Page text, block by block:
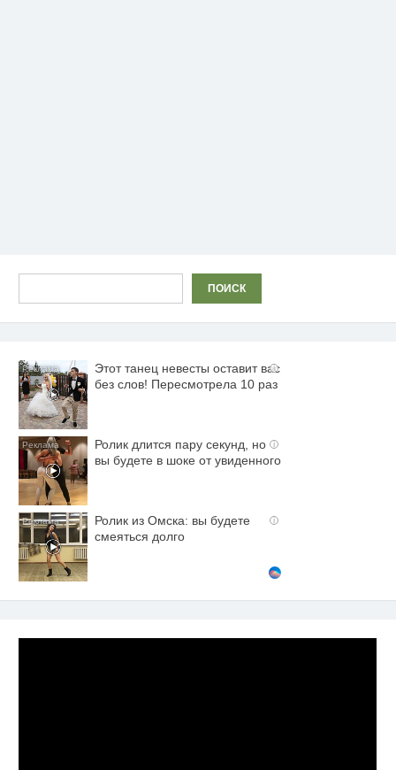
ПОИСК
i
Этот танец невесты оставит вас
без слов! Пересмотрела 10 раз
i
Ролик длится пару секунд, но
вы будете в шоке от увиденного
i
Ролик из Омска: вы будете
смеяться долго